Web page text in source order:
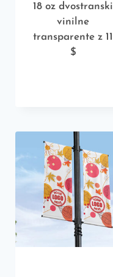
18 oz dvostranski
vinilne
transparente z 11
$